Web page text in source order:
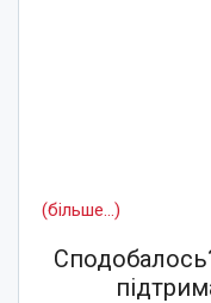
(більше…)